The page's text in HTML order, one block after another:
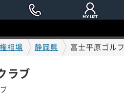
相場 静岡県 富士平原ゴル
ラブ